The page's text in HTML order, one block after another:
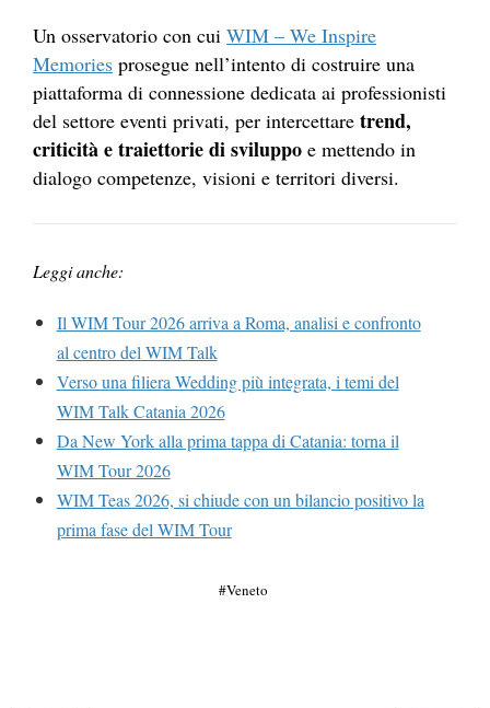
Un osservatorio con cui WIM – We Inspire
Memories prosegue nell’intento di costruire una
piattaforma di connessione dedicata ai professionisti
del settore eventi privati, per intercettare trend,
criticità e traiettorie di sviluppo e mettendo in
dialogo competenze, visioni e territori diversi.
Leggi anche:
Il WIM Tour 2026 arriva a Roma, analisi e confronto
al centro del WIM Talk
Verso una filiera Wedding più integrata, i temi del
WIM Talk Catania 2026
Da New York alla prima tappa di Catania: torna il
WIM Tour 2026
WIM Teas 2026, si chiude con un bilancio positivo la
prima fase del WIM Tour
Veneto